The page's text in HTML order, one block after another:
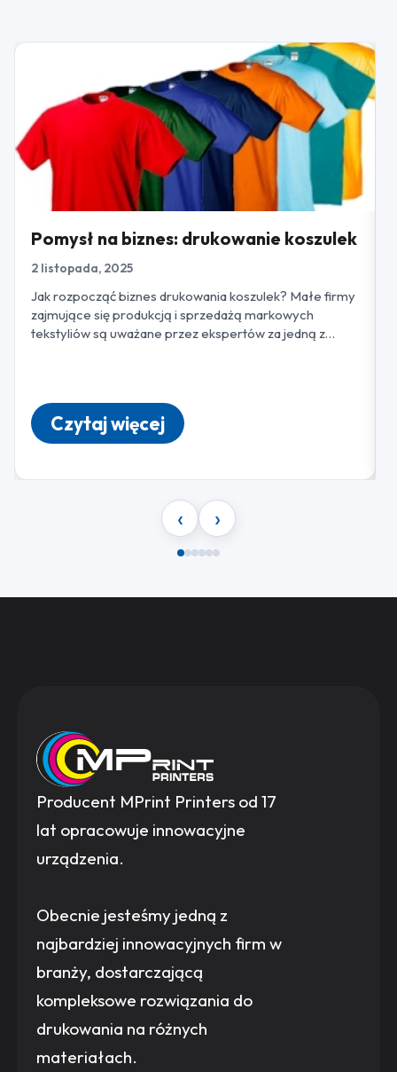
Pomysł na biznes: drukowanie koszulek
2 listopada, 2025
Jak rozpocząć biznes drukowania koszulek? Małe firmy
zajmujące się produkcją i sprzedażą markowych
tekstyliów są uważane przez ekspertów za jedną z
Czytaj więcej
‹ ›
Producent MPrint Printers od 17
lat opracowuje innowacyjne
urządzenia.
Obecnie jesteśmy jedną z
najbardziej innowacyjnych firm w
branży, dostarczającą
kompleksowe rozwiązania do
drukowania na różnych
materiałach.